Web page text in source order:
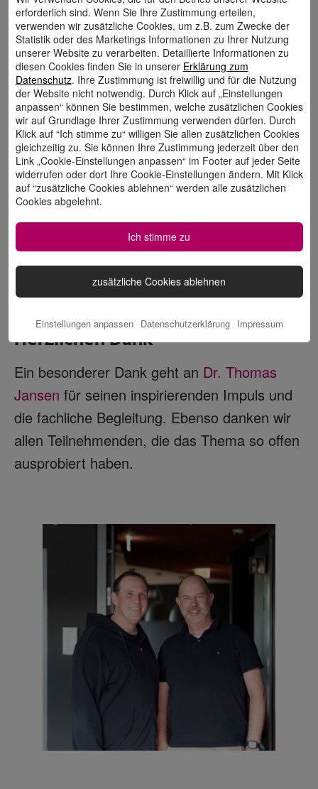
Finanz mehr ist als Arbeit – dafür können
wir uns jeden Tag auf’s Neue begeistern.
Beeindruckende Ergebnisse in
kurzer Zeit
Besonders spannend: In nur 15 Minuten sind
in den Gruppenübungen kleine,
funktionsfähige Anwendungen entstanden.
Das zeigt eindrucksvoll, wie niedrig die
Einstiegshürde ist – und wie viel Kreativität
dabei freigesetzt werden kann.
Herzlichen Dank
Ein besonderer Dank geht an Dr. Thomas
Jansen für seinen inspirierenden Impuls und
die fachliche Begleitung. Ebenso danken wir
allen Teilnehmenden, die das Thema so offen
ausprobiert haben.
erforderlich sind. Wenn Sie Ihre Zustimmung erteilen,
verwenden wir zusätzliche Cookies, um z.B. zum Zwecke der
Statistik oder des Marketings Informationen zu Ihrer Nutzung
unserer Website zu verarbeiten. Detaillierte Informationen zu
diesen Cookies finden Sie in unserer Erklärung zum
Datenschutz. Ihre Zustimmung ist freiwillig und für die Nutzung
der Website nicht notwendig. Durch Klick auf „Einstellungen
anpassen“ können Sie bestimmen, welche zusätzlichen Cookies
wir auf Grundlage Ihrer Zustimmung verwenden dürfen. Durch
Klick auf “Ich stimme zu“ willigen Sie allen zusätzlichen Cookies
gleichzeitig zu. Sie können Ihre Zustimmung jederzeit über den
Link „Cookie-Einstellungen anpassen“ im Footer auf jeder Seite
widerrufen oder dort Ihre Cookie-Einstellungen ändern. Mit Klick
auf “zusätzliche Cookies ablehnen“ werden alle zusätzlichen
Cookies abgelehnt.
Ich stimme zu
zusätzliche Cookies ablehnen
Einstellungen anpassen Datenschutzerklärung Impressum